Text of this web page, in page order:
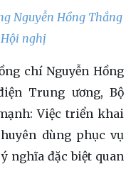
Nguyễn Hồng Thắng
nghị
chí Nguyễn Hồng
Trung ương, Bộ
Việc triển khai
dùng phục vụ
nghĩa đặc biệt quan